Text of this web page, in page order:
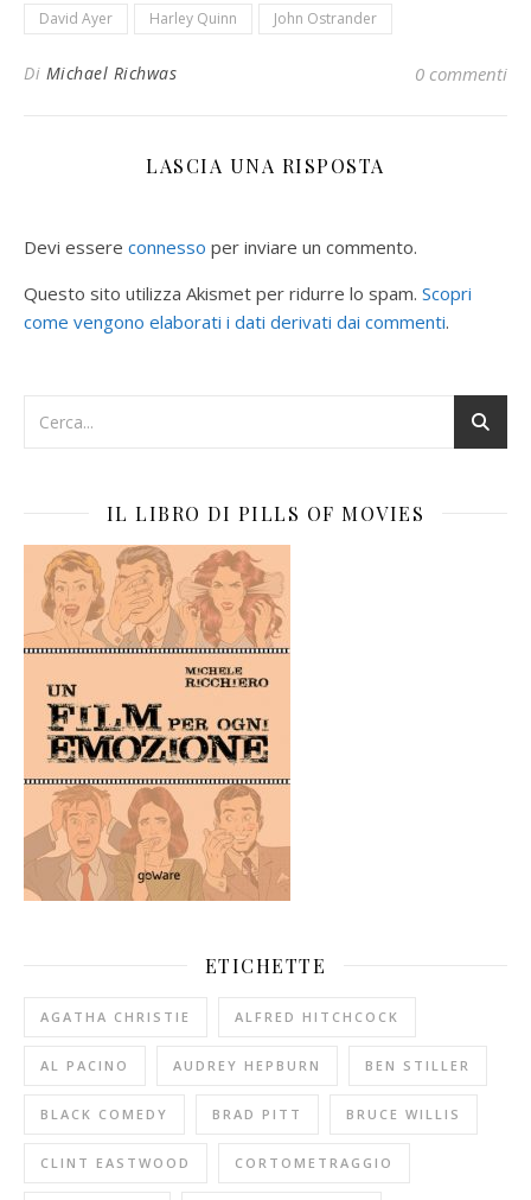
David Ayer Harley Quinn John Ostrander
Di Michael Richwas 0 commenti
LASCIA UNA RISPOSTA
Devi essere connesso per inviare un commento.
Questo sito utilizza Akismet per ridurre lo spam. Scopri
come vengono elaborati i dati derivati dai commenti.
IL LIBRO DI PILLS OF MOVIES
ETICHETTE
AGATHA CHRISTIE ALFRED HITCHCOCK
AL PACINO AUDREY HEPBURN BEN STILLER
BLACK COMEDY BRAD PITT BRUCE WILLIS
CLINT EASTWOOD CORTOMETRAGGIO